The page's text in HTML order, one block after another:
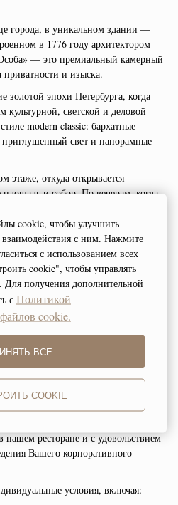
cookie, чтобы улучшить
с ним. Нажмите
с использованием всех
cookie", чтобы управлять
получения дополнительной
с Политикой
cookie.
ВСЕ
COOKIE
города, в уникальном здании —
в 1776 году архитектором
— это премиальный камерный
приватности и изыска.
эпохи Петербурга, когда
культурной, светской и деловой
modern classic: бархатные
свет и панорамные
этаже, откуда открывается
и собор. По вечерам, когда
романтики и уюта, словно
Эпоха изящества. Место
частью изысканного круга. Наш
и сомелье, а проводники в мир
помнят ваши предпочтения, ловят
предложить бокал любимого вина
с особенным моментом.
ужин — в светское общество
окна, и пусть вечер в «Особе»
Петербурга.
ресторане и с удовольствием
Вашего корпоративного
условия, включая: